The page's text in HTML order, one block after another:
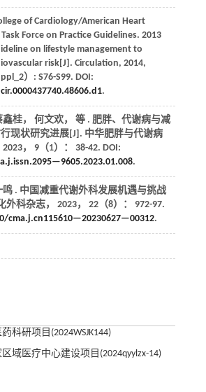
of Cardiology/American Heart
Force on Practice Guidelines. 2013
on lifestyle management to
risk[J]. Circulation, 2014,
）: S76-S99. DOI:
.
桂， 何文欢， 等. 肥胖、代谢病与减
现状研究进展[J]. 中华肥胖与代谢病
2023， 9（1）： 38-42. DOI:
.
鸣 . 中国减重代谢外科发展机遇与挑战
外科杂志， 2023， 22（8）： 972-97.
cma.j.cn115610—20230627—00312.
科研项目(2024WSJK144)
域医疗中心建设项目(2024qyylzx-14)